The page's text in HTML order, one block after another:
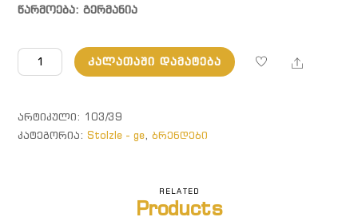
წარმოება: გერმანია
რაოდენობა:
მინერალური
ჭიქა
ᲙᲐᲚᲐᲗᲐᲨᲘ ᲓᲐᲛᲐᲢᲔᲑᲐ Share
ᲐᲠᲢᲘᲙᲣᲚᲘ: 103/39
ᲙᲐᲢᲔᲒᲝᲠᲘᲐ:Stolzle - ge,ბრენდები
RELATED
Products